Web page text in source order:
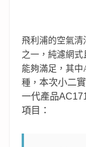
飛利浦的空氣清
之一，純濾網
能夠滿足，其
種， 本次小二
一代產品
項目：